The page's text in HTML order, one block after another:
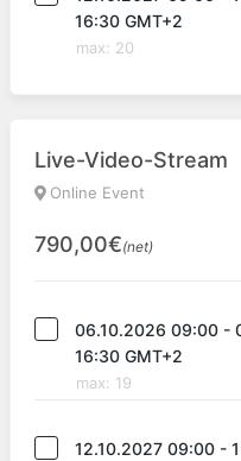
16:30 GMT+2
max: 20
Live-Video-Stream
Online Event
790,00€(net)
06.10.2026 09:00 -
16:30 GMT+2
max: 19
12.10.2027 09:00 -